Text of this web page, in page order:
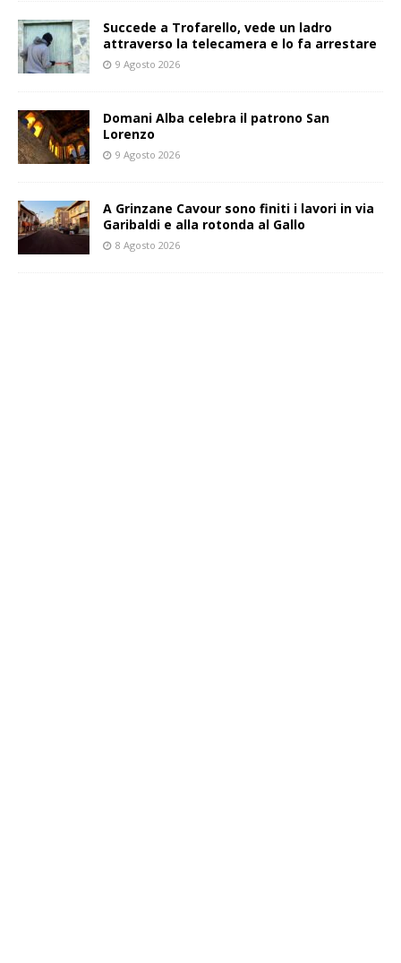
Succede a Trofarello, vede un ladro
attraverso la telecamera e lo fa arrestare
9 Agosto 2026
Domani Alba celebra il patrono San
Lorenzo
9 Agosto 2026
A Grinzane Cavour sono finiti i lavori in via
Garibaldi e alla rotonda al Gallo
8 Agosto 2026